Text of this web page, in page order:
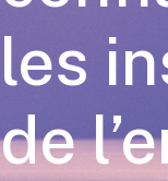
les
de